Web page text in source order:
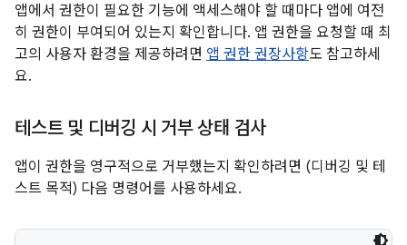
앱에서 권한이 필요한 기능에 액세스해야 할 때마다 앱에 여전
히 권한이 부여되어 있는지 확인합니다. 앱 권한을 요청할 때 최
고의 사용자 환경을 제공하려면 앱 권한 권장사항도 참고하세
요.
테스트 및 디버깅 시 거부 상태 검사
앱이 권한을 영구적으로 거부했는지 확인하려면 (디버깅 및 테
스트 목적) 다음 명령어를 사용하세요.